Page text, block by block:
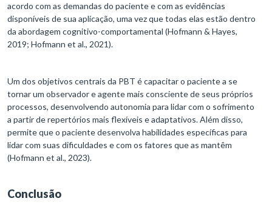
acordo com as demandas do paciente e com as evidências
disponíveis de sua aplicação, uma vez que todas elas estão dentro
da abordagem cognitivo-comportamental (Hofmann & Hayes,
2019; Hofmann et al., 2021).
Um dos objetivos centrais da PBT é capacitar o paciente a se
tornar um observador e agente mais consciente de seus próprios
processos, desenvolvendo autonomia para lidar com o sofrimento
a partir de repertórios mais flexíveis e adaptativos. Além disso,
permite que o paciente desenvolva habilidades específicas para
lidar com suas dificuldades e com os fatores que as mantêm
(Hofmann et al., 2023).
Conclusão